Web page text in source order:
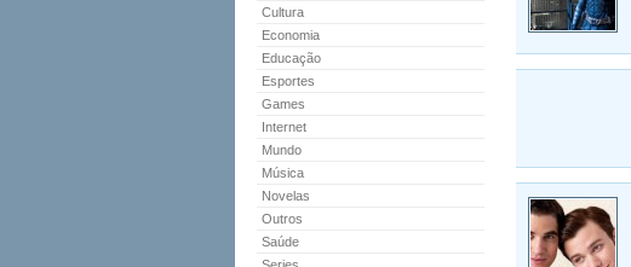
Cultura
Economia
Educação
Esportes
Games
Internet
Mundo
Música
Novelas
Outros
Saúde